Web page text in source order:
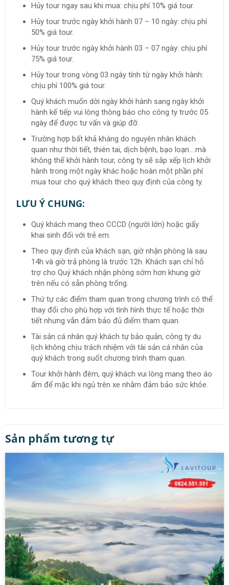
Hủy tour ngay sau khi mua: chịu phí 10% giá tour.
Hủy tour trước ngày khởi hành 07 – 10 ngày: chịu phí
50% giá tour.
Hủy tour trước ngày khởi hành 03 – 07 ngày: chịu phí
75% giá tour.
Hủy tour trong vòng 03 ngày tính từ ngày khởi hành:
chịu phí 100% giá tour.
Quý khách muốn dời ngày khởi hành sang ngày khởi
hành kế tiếp vui lòng thông báo cho công ty trước 05
ngày để được tư vấn và giúp đỡ.
Trường hợp bất khả kháng do nguyên nhân khách
quan như thời tiết, thiên tai, dịch bệnh, bạo loạn….mà
không thể khởi hành tour, công ty sẽ sắp xếp lịch khởi
hành trong một ngày khác hoặc hoàn một phần phí
mua tour cho quý khách theo quy định của công ty.
LƯU Ý CHUNG:
Quý khách mang theo CCCD (người lớn) hoặc giấy
khai sinh đối với trẻ em.
Theo quy định của khách sạn, giờ nhận phòng là sau
14h và giờ trả phòng là trước 12h. Khách sạn chỉ hỗ
trợ cho Quý khách nhận phòng sớm hơn khung giờ
trên nếu có sẵn phòng trống.
Thứ tự các điểm tham quan trong chương trình có thể
thay đổi cho phù hợp với tình hình thực tế hoặc thời
tiết nhưng vẫn đảm bảo đủ điểm tham quan.
Tài sản cá nhân quý khách tự bảo quản, công ty du
lịch không chịu trách nhiệm với tài sản cá nhân của
quý khách trong suốt chương trình tham quan.
Tour khởi hành đêm, quý khách vui lòng mang theo áo
ấm để mặc khi ngủ trên xe nhằm đảm bảo sức khỏe.
Sản phẩm tương tự